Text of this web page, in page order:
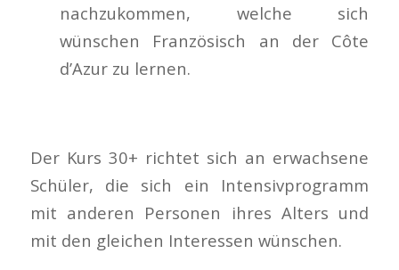
nachzukommen, welche sich
wünschen Französisch an der Côte
d’Azur zu lernen.
Der Kurs 30+ richtet sich an erwachsene
Schüler, die sich ein Intensivprogramm
mit anderen Personen ihres Alters und
mit den gleichen Interessen wünschen.